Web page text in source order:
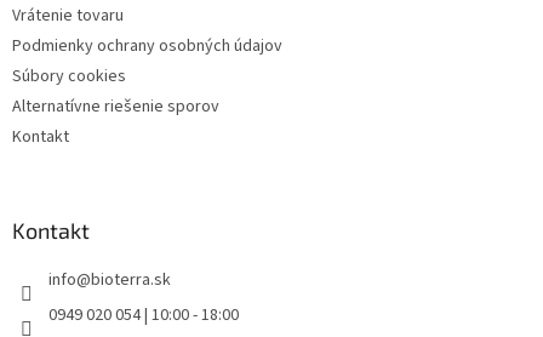
Vrátenie tovaru
Podmienky ochrany osobných údajov
Súbory cookies
Alternatívne riešenie sporov
Kontakt
Kontakt
info@bioterra.sk
0949 020 054 | 10:00 - 18:00